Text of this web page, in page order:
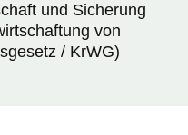
und Sicherung
von
/ KrWG)